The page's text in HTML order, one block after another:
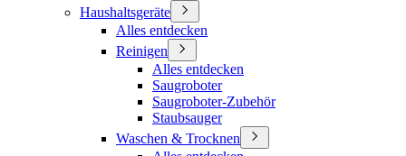
Haushaltsgeräte
Alles entdecken
Reinigen
Alles entdecken
Saugroboter
Saugroboter-Zubehör
Staubsauger
Waschen & Trocknen